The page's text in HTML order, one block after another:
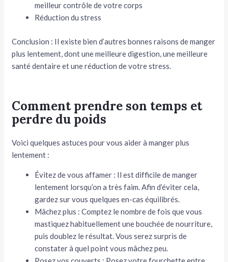
meilleur contrôle de votre corps
Réduction du stress
Conclusion : Il existe bien d’autres bonnes raisons de manger
plus lentement, dont une meilleure digestion, une meilleure
santé dentaire et une réduction de votre stress.
Comment prendre son temps et
perdre du poids
Voici quelques astuces pour vous aider à manger plus
lentement :
Évitez de vous affamer : Il est difficile de manger
lentement lorsqu’on a très faim. Afin d’éviter cela,
gardez sur vous quelques en-cas équilibrés.
Mâchez plus : Comptez le nombre de fois que vous
mastiquez habituellement une bouchée de nourriture,
puis doublez le résultat. Vous serez surpris de
constater à quel point vous mâchez peu.